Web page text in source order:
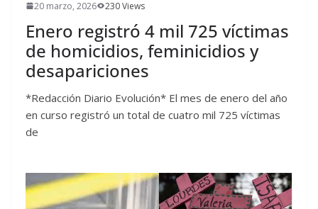
20 marzo, 2026 230 Views
Enero registró 4 mil 725 víctimas
de homicidios, feminicidios y
desapariciones
*Redacción Diario Evolución* El mes de enero del año
en curso registró un total de cuatro mil 725 víctimas
de